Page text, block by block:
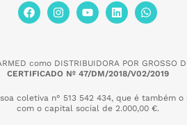
como DISTRIBUIDORA POR GROSSO
CERTIFICADO Nº 47/DM/2018/V02/2019
coletiva n° 513 542 434, que é também
com o capital social de 2.000,00 €.